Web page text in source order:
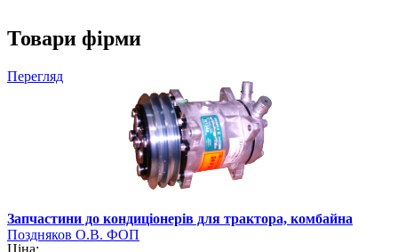
Товари фірми
Перегляд
Запчастини до кондиціонерів для трактора, комбайна
Поздняков О.В. ФОП
Ціна: